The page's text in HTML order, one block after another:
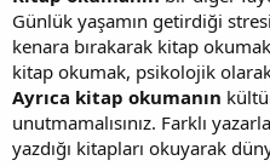
Günlük yaşamın getirdiği
kenara bırakarak kitap
kitap okumak, psikolojik
Ayrıca kitap okumanın
unutmamalısınız. Farklı
yazdığı kitapları okuyarak